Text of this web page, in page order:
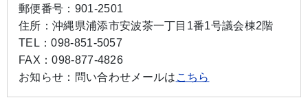
郵便番号： 901-2501
住所： 沖縄県浦添市安波茶一丁目1番1号議会棟2階
TEL：098-851-5057
FAX：098-877-4826
お知らせ： 問い合わせメールは こちら